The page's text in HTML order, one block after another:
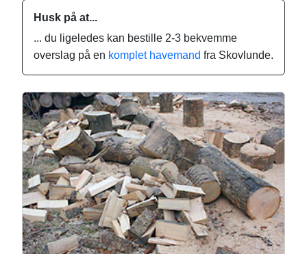
Husk på at...
... du ligeledes kan bestille 2-3 bekvemme
overslag på en komplet havemand fra Skovlunde.